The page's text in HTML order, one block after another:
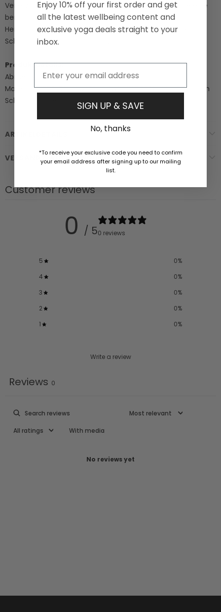
Verletzungen oder Beschwerden, sowie diejenigen, die eine
beruhigende meditative Erfahrung suchen.
Hergestellt aus 100% Baumwolle Leinwand Stoff mit 20mm
Schaum Polsterung, Schnappverschluss und Tragegriff.
Produktdetails:
Abmessungen - 67 x 41 cm
Material - 100% Baumwolle Leinwandabdeckung und 20mm
Schaum Polsterung.
ARTIKELDETAILS
VERSAND & RÜCKSENDUNGEN
Customer reviews
0 / 50 reviews
5 0%
4
0%
3
0%
2
0%
1
0%
Write a review
Reviews 0
With media
No reviews yet
Enjoy 10% off your first order and get
all the latest wellbeing content and
exclusive yoga deals straight to your
inbox.
SIGN UP & SAVE
No, thanks
*To receive your exclusive code you need to confirm
your email address after signing up to our mailing
list.